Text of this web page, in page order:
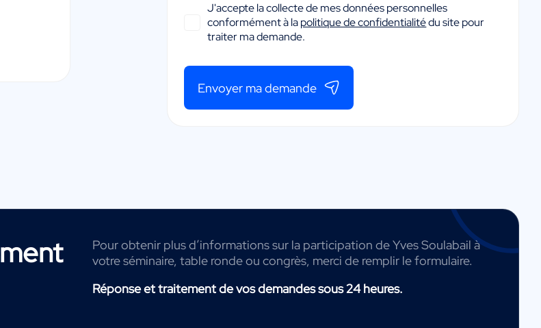
J'accepte la collecte de mes données personnelles
conformément à lapolitique de confidentialitédu site pour
traiter ma demande.
Envoyer ma demande
Pour obtenir plus d’informations sur la participation de Yves Soulabail à
votre séminaire, table ronde ou congrès, merci de remplir le formulaire.
Réponse et traitement de vos demandes sous 24 heures.